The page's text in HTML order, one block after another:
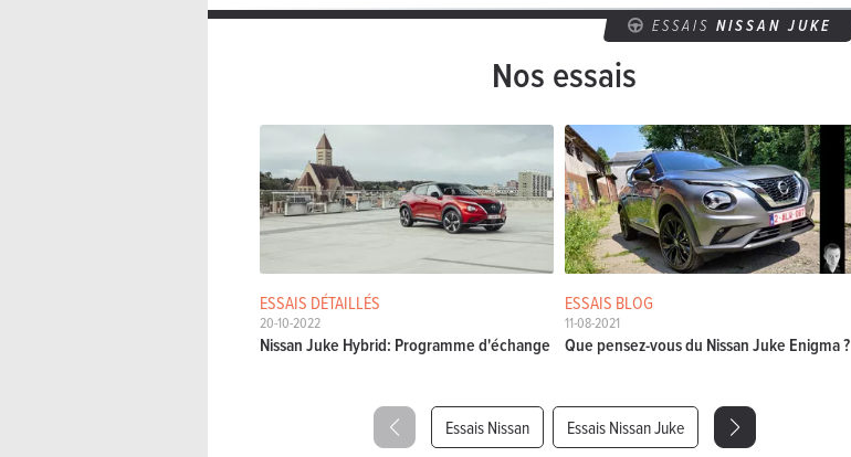
ESSAISNISSAN JUKE
Nos essais
ESSAIS DÉTAILLÉS
20-10-2022
Nissan Juke Hybrid: Programme d'échange
ESSAIS BLOG
11-08-2021
Que pensez-vous du Nissan Juke Enigma ?
Essais Nissan Essais Nissan Juke